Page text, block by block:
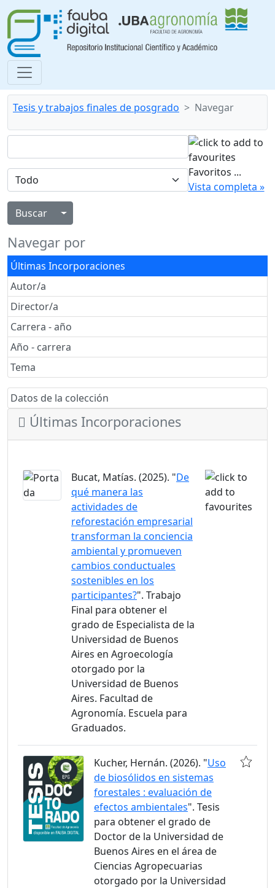
Tesis y trabajos finales de posgrado Navegar
Alternar menú desplegable
Favoritos ...
Vista completa »
Navegar por
Últimas Incorporaciones
Autor/a
Director/a
Carrera - año
Año - carrera
Tema
Datos de la colección
Últimas Incorporaciones
Bucat, Matías. (2025). "De
qué manera las
actividades de
reforestación empresarial
transforman la conciencia
ambiental y promueven
cambios conductuales
sostenibles en los
participantes?". Trabajo
Final para obtener el
grado de Especialista de la
Universidad de Buenos
Aires en Agroecología
otorgado por la
Universidad de Buenos
Aires. Facultad de
Agronomía. Escuela para
Graduados.
Kucher, Hernán. (2026). "Uso
de biosólidos en sistemas
forestales : evaluación de
efectos ambientales". Tesis
para obtener el grado de
Doctor de la Universidad de
Buenos Aires en el área de
Ciencias Agropecuarias
otorgado por la Universidad